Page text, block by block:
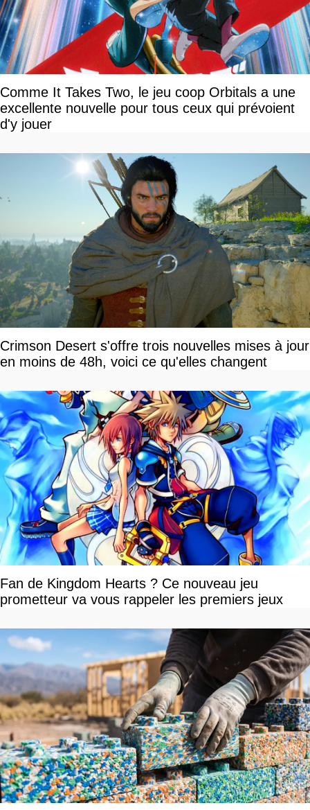
Comme It Takes Two, le jeu coop Orbitals a une
excellente nouvelle pour tous ceux qui prévoient
d'y jouer
Crimson Desert s'offre trois nouvelles mises à jour
en moins de 48h, voici ce qu'elles changent
Fan de Kingdom Hearts ? Ce nouveau jeu
prometteur va vous rappeler les premiers jeux